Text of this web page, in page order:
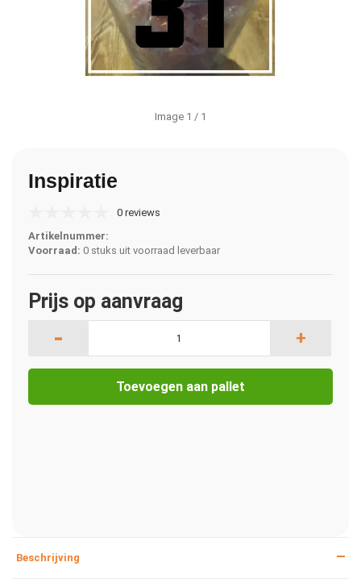
Image 1 / 1
Inspiratie
0 reviews
Artikelnummer:
Voorraad: 0 stuks uit voorraad leverbaar
Prijs op aanvraag
- +
Toevoegen aan pallet
Beschrijving